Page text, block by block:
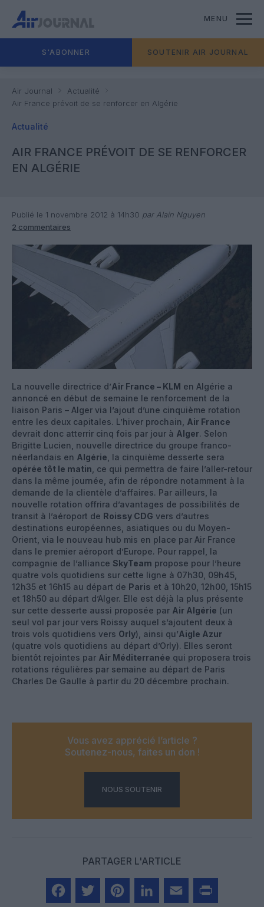
MENU
S'ABONNER SOUTENIR AIR JOURNAL
Air Journal
Actualité
Air France prévoit de se renforcer en Algérie
Actualité
AIR FRANCE PRÉVOIT DE SE RENFORCER
EN ALGÉRIE
Publié le 1 novembre 2012 à 14h30 par Alain Nguyen
2 commentaires
La nouvelle directrice d’Air France – KLM en Algérie a
annoncé en début de semaine le renforcement de la
liaison Paris – Alger via l’ajout d’une cinquième rotation
entre les deux capitales. L’hiver prochain, Air France
devrait donc atterrir cinq fois par jour à Alger. Selon
Brigitte Lucien, nouvelle directrice du groupe franco-
néerlandais en Algérie , la cinquième desserte sera
opérée tôt le matin , ce qui permettra de faire l’aller-retour
dans la même journée, afin de répondre notamment à la
demande de la clientèle d’affaires. Par ailleurs, la
nouvelle rotation offrira d’avantages de possibilités de
transit à l’aéroport de Roissy CDG vers d’autres
destinations européennes, asiatiques ou du Moyen-
Orient, via le nouveau hub mis en place par Air France
dans le premier aéroport d’Europe. Pour rappel, la
compagnie de l’alliance SkyTeam propose pour l’heure
quatre vols quotidiens sur cette ligne à 07h30, 09h45,
12h35 et 16h15 au départ de Paris et à 10h20, 12h00, 15h15
et 18h50 au départ d’Alger. Elle est déjà la plus présente
sur cette desserte aussi proposée par Air Algérie (un
seul vol par jour vers Roissy auquel s’ajoutent deux à
trois vols quotidiens vers Orly), ainsi qu’Aigle Azur
(quatre vols quotidiens au départ d’Orly). Elles seront
bientôt rejointes par Air Méditerranée qui proposera trois
rotations régulières par semaine au départ de Paris
Charles De Gaulle à partir du 20 décembre prochain.
Vous avez apprécié l’article ?
Soutenez-nous, faites un don !
NOUS SOUTENIR
PARTAGER L'ARTICLE